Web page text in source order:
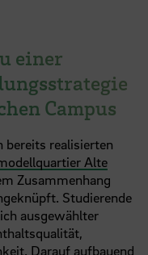
einer
Campus
bereits realisierten
Alte
Zusammenhang
Studierende
ausgewählter
Darauf aufbauend